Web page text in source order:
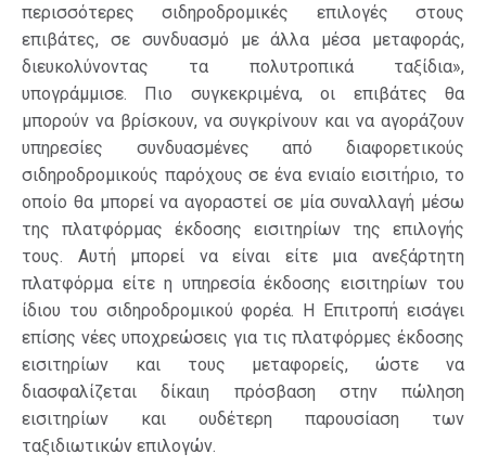
περισσότερες σιδηροδρομικές επιλογές στους
επιβάτες, σε συνδυασμό με άλλα μέσα μεταφοράς,
διευκολύνοντας τα πολυτροπικά ταξίδια»,
υπογράμμισε. Πιο συγκεκριμένα, οι επιβάτες θα
μπορούν να βρίσκουν, να συγκρίνουν και να αγοράζουν
υπηρεσίες συνδυασμένες από διαφορετικούς
σιδηροδρομικούς παρόχους σε ένα ενιαίο εισιτήριο, το
οποίο θα μπορεί να αγοραστεί σε μία συναλλαγή μέσω
της πλατφόρμας έκδοσης εισιτηρίων της επιλογής
τους. Αυτή μπορεί να είναι είτε μια ανεξάρτητη
πλατφόρμα είτε η υπηρεσία έκδοσης εισιτηρίων του
ίδιου του σιδηροδρομικού φορέα. Η Επιτροπή εισάγει
επίσης νέες υποχρεώσεις για τις πλατφόρμες έκδοσης
εισιτηρίων και τους μεταφορείς, ώστε να
διασφαλίζεται δίκαιη πρόσβαση στην πώληση
εισιτηρίων και ουδέτερη παρουσίαση των
ταξιδιωτικών επιλογών.